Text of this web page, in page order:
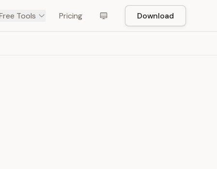
Tools Pricing Download